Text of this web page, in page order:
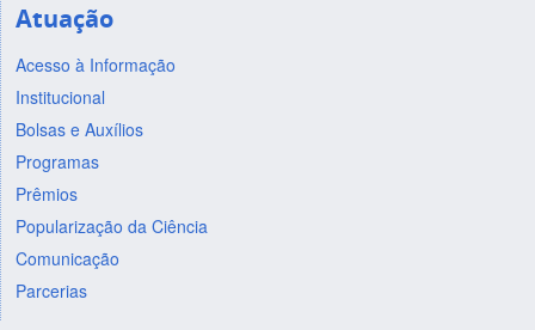
Atuação
Acesso à Informação
Institucional
Bolsas e Auxílios
Programas
Prêmios
Popularização da Ciência
Comunicação
Parcerias